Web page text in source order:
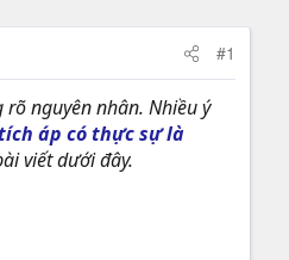
#1
nguyên nhân. Nhiều ý
áp có thực sự là
viết dưới đây.